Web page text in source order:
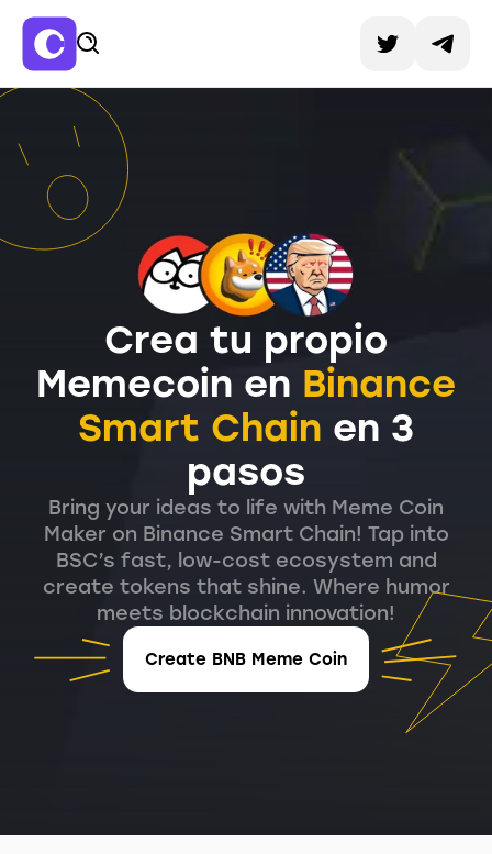
Crea tu propio
Memecoin en Binance
Smart Chain en 3
pasos
Bring your ideas to life with Meme Coin
Maker on Binance Smart Chain! Tap into
BSC’s fast, low-cost ecosystem and
create tokens that shine. Where humor
meets blockchain innovation!
Create BNB Meme Coin